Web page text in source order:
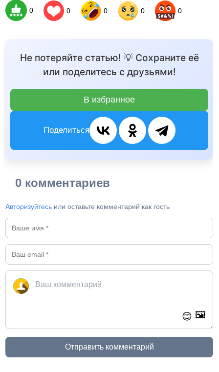
0 0 0 0 0
Не потеряйте статью! 💡 Сохраните её
или поделитесь с друзьями!
В избранное
Поделиться
0 комментариев
Авторизуйтесь или оставьте комментарий как гость
😊 🖼️
Отправить комментарий